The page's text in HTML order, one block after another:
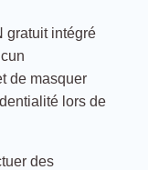
gratuit intégré
de masquer
lors de
des